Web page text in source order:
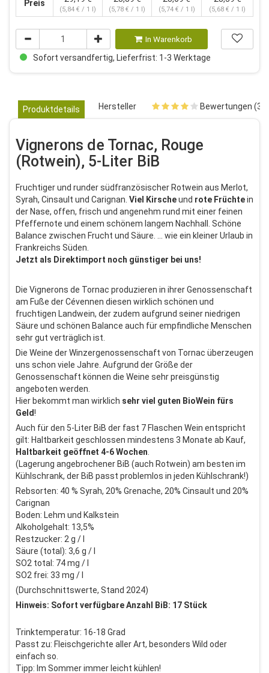
Preis
(5,84 € / 1 l) (5,78 € / 1 l) (5,74 € / 1 l) (5,68 € / 1 l)
In Warenkorb
Sofort versandfertig, Lieferfrist: 1-3 Werktage
Produktdetails Hersteller Bewertungen (3)
Vignerons de Tornac, Rouge
(Rotwein), 5-Liter BiB
Fruchtiger und runder südfranzösischer Rotwein aus Merlot,
Syrah, Cinsault und Carignan. Viel Kirscheund rote Früchtein
der Nase, offen, frisch und angenehm rund mit einer feinen
Pfeffernote und einem schönem langem Nachhall. Schöne
Balance zwischen Frucht und Säure. ... wie ein kleiner Urlaub in
Frankreichs Süden.
Jetzt als Direktimport noch günstiger bei uns!
Die Vignerons de Tornac produzieren in ihrer Genossenschaft
am Fuße der Cévennen diesen wirklich schönen und
fruchtigen Landwein, der zudem aufgrund seiner niedrigen
Säure und schönen Balance auch für empfindliche Menschen
sehr gut verträglich ist.
Die Weine der Winzergenossenschaft von Tornac überzeugen
uns schon viele Jahre. Aufgrund der Größe der
Genossenschaft können die Weine sehr preisgünstig
angeboten werden.
Hier bekommt man wirklich sehr viel guten BioWein fürs
Geld!
Auch für den 5-Liter BiB der fast 7 Flaschen Wein entspricht
gilt: Haltbarkeit geschlossen mindestens 3 Monate ab Kauf,
Haltbarkeit geöffnet 4-6 Wochen
(Lagerung angebrochener BiB (auch Rotwein) am besten im
Kühlschrank, der BiB passt problemlos in jeden Kühlschrank!)
Rebsorten: 40 % Syrah, 20% Grenache, 20% Cinsault und 20%
Carignan
Boden: Lehm und Kalkstein
Alkoholgehalt: 13,5%
Restzucker: 2 g / l
Säure (total): 3,6 g / l
SO2 total: 74 mg / l
SO2 frei: 33 mg / l
(Durchschnittswerte, Stand 2024)
Hinweis: Sofort verfügbare Anzahl BiB: 17 Stück
Trinktemperatur: 16-18 Grad
Passt zu: Fleischgerichte aller Art, besonders Wild oder
einfach so.
Tipp: Im Sommer immer leicht kühlen!